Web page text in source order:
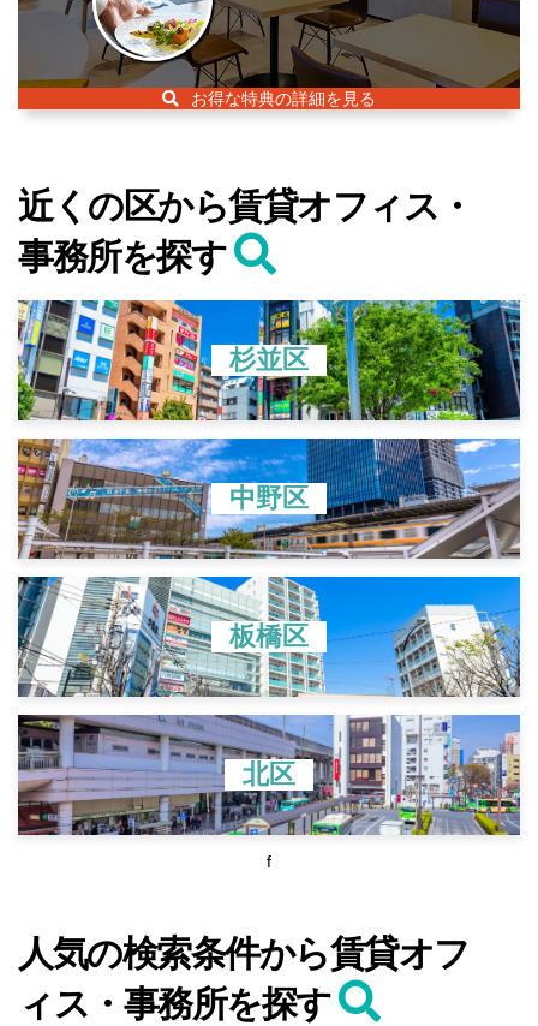
お得な特典の詳細を見る
近くの区から賃貸オフィス・
事務所を探す
杉並区
中野区
板橋区
北区
f
人気の検索条件から賃貸オフ
ィス・事務所を探す